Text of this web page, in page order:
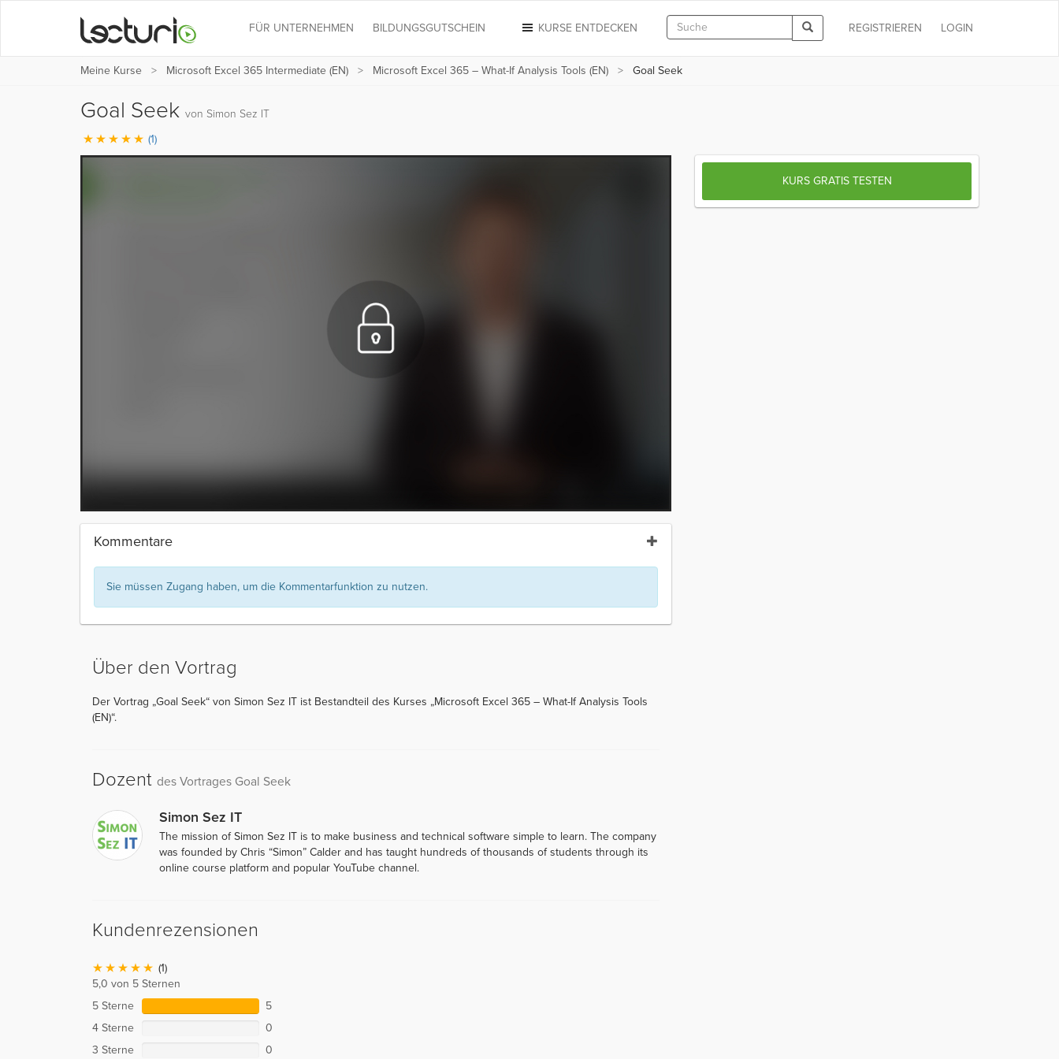
LOGIN
REGISTRIEREN
KURSE ENTDECKEN
FÜR UNTERNEHMEN BILDUNGSGUTSCHEIN
Meine Kurse Microsoft Excel 365 Intermediate (EN) Microsoft Excel 365 – What-If Analysis Tools (EN) Goal Seek
Goal Seek von Simon Sez IT
(1)
Kommentare
Sie müssen Zugang haben, um die Kommentarfunktion zu nutzen.
Über den Vortrag
Der Vortrag „Goal Seek“ von Simon Sez IT ist Bestandteil des Kurses „Microsoft Excel 365 – What-If Analysis Tools
(EN)“.
Dozent des Vortrages Goal Seek
Simon Sez IT
The mission of Simon Sez IT is to make business and technical software simple to learn. The company
was founded by Chris “Simon” Calder and has taught hundreds of thousands of students through its
online course platform and popular YouTube channel.
Kundenrezensionen
(1)
5,0 von 5 Sternen
5 Sterne
5
4 Sterne
0
3 Sterne
0
KURS GRATIS TESTEN